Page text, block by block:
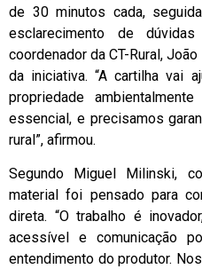
de 30 minutos cada,
esclarecimento de
coordenador da CT-Rural,
da iniciativa. “A cartilha vai
propriedade
essencial, e precisamos
rural”, afirmou.
Segundo Miguel Milinski,
material foi pensado para
direta. “O trabalho é
acessível e comunicação
entendimento do produtor.